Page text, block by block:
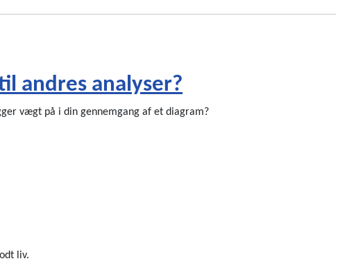
andres analyser?
vægt på i din gennemgang af et diagram?
liv.